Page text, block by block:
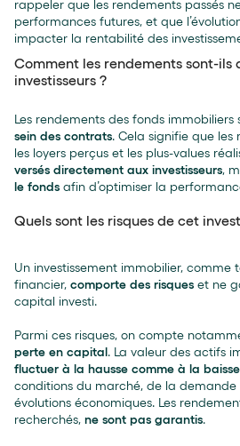
rappeler que les rendements passés
performances futures, et que
impacter la rentabilité des
Comment les rendements sont-ils
investisseurs ?
Les rendements des fonds immobiliers
sein des contrats. Cela signifie que les
les loyers perçus et les plus-values
versés directement aux investisseurs,
le fondsafin d’optimiser la
Quels sont les risques de cet
Un investissement immobilier, comme
financier, comporte des risqueset ne
capital investi.
Parmi ces risques, on compte
perte en capital. La valeur des actifs
fluctuer à la hausse comme à la baisse
conditions du marché, de la demande
évolutions économiques. Les
recherchés, ne sont pas garantis.